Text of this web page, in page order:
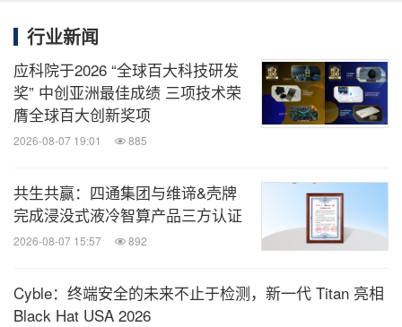
相关股票：
Bombay:500483
India:TATACOMM
India:TATACOMM.NS
息、企业并购消息。扫描二维码，立即订
阅！
电信业
云计算/物联网
行业新闻
应科院于2026 “全球百大科技研发
奖” 中创亚洲最佳成绩 三项技术荣
膺全球百大创新奖项
2026-08-07 19:01 885
共生共赢：四通集团与维谛&壳牌
完成浸没式液冷智算产品三方认证
2026-08-07 15:57 892
Cyble：终端安全的未来不止于检测，新一代 Titan 亮相
Black Hat USA 2026